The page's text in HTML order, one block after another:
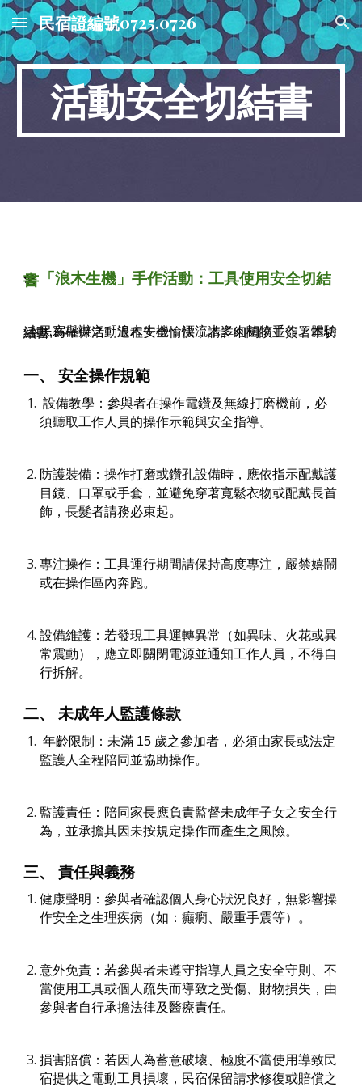
Skip to main content Skip to navigation
民宿證編號0725,0726
活動安全切結書
🛠️
「浪木生機」手作活動：工具使用安全切結書
本民宿舉辦之「浪木生機：漂流木多肉植物手作」體驗活動,為確保活動過程安全愉快，請詳細閱讀並簽署本切結書：
一、 安全操作規範
設備教學：參與者在操作電鑽及無線打磨機前，必
須聽取工作人員的操作示範與安全指導。
防護裝備：操作打磨或鑽孔設備時，應依指示配戴護
目鏡、口罩或手套，並避免穿著寬鬆衣物或配戴長首
飾，長髮者請務必束起。
專注操作：工具運行期間請保持高度專注，嚴禁嬉鬧
或在操作區內奔跑。
設備維護：若發現工具運轉異常（如異味、火花或異
常震動），應立即關閉電源並通知工作人員，不得自
行拆解。
二、 未成年人監護條款
年齡限制：未滿 15 歲之參加者，必須由家長或法定
監護人全程陪同並協助操作。
監護責任：陪同家長應負責監督未成年子女之安全行
為，並承擔其因未按規定操作而產生之風險。
三、 責任與義務
健康聲明：參與者確認個人身心狀況良好，無影響操
作安全之生理疾病（如：癲癇、嚴重手震等）。
意外免責：若參與者未遵守指導人員之安全守則、不
當使用工具或個人疏失而導致之受傷、財物損失，由
參與者自行承擔法律及醫療責任。
損害賠償：若因人為蓄意破壞、極度不當使用導致民
宿提供之電動工具損壞，民宿保留請求修復或賠償之